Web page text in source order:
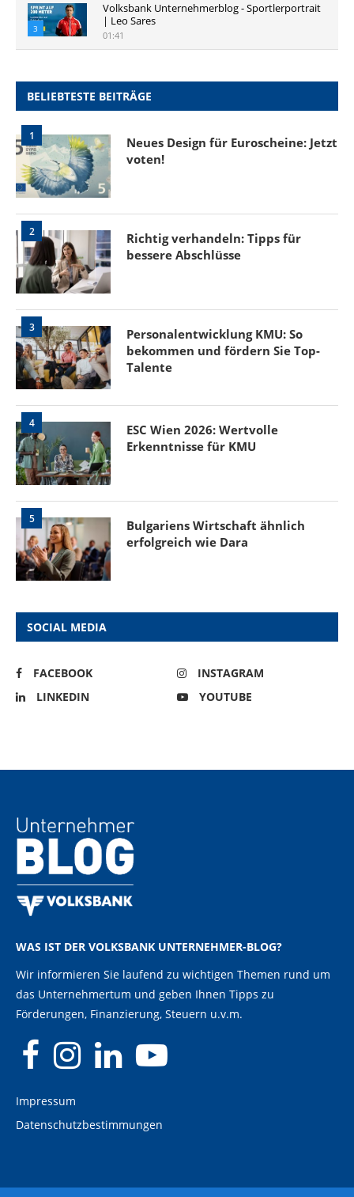
3
Volksbank Unternehmerblog - Sportlerportrait
| Leo Sares
01:41
BELIEBTESTE BEITRÄGE
1
Neues Design für Euroscheine: Jetzt
voten!
2
Richtig verhandeln: Tipps für
bessere Abschlüsse
3
Personalentwicklung KMU: So
bekommen und fördern Sie Top-
Talente
4
ESC Wien 2026: Wertvolle
Erkenntnisse für KMU
5
Bulgariens Wirtschaft ähnlich
erfolgreich wie Dara
SOCIAL MEDIA
FACEBOOK
INSTAGRAM
LINKEDIN
YOUTUBE
WAS IST DER VOLKSBANK UNTERNEHMER-BLOG?
Wir informieren Sie laufend zu wichtigen Themen rund um
das Unternehmertum und geben Ihnen Tipps zu
Förderungen, Finanzierung, Steuern u.v.m.
Impressum
Datenschutzbestimmungen